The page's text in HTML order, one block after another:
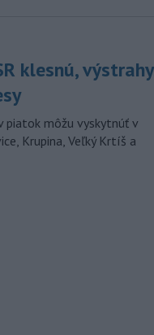
klesnú, výstrahy
piatok môžu vyskytnúť v
Krupina, Veľký Krtíš a